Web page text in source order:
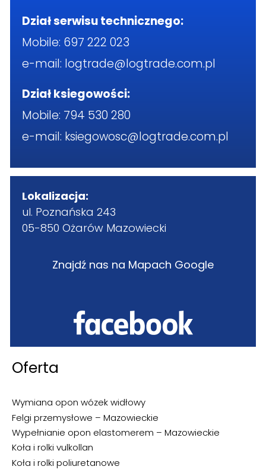
Dział serwisu technicznego:
Mobile: 697 222 023
e-mail: logtrade@logtrade.com.pl
Dział ksiegowości:
Mobile: 794 530 280
e-mail: ksiegowosc@logtrade.com.pl
Lokalizacja:
ul. Poznańska 243
05-850 Ożarów Mazowiecki
Znajdź nas na Mapach Google
Oferta
Wymiana opon wózek widłowy
Felgi przemysłowe – Mazowieckie
Wypełnianie opon elastomerem – Mazowieckie
Koła i rolki vulkollan
Koła i rolki poliuretanowe